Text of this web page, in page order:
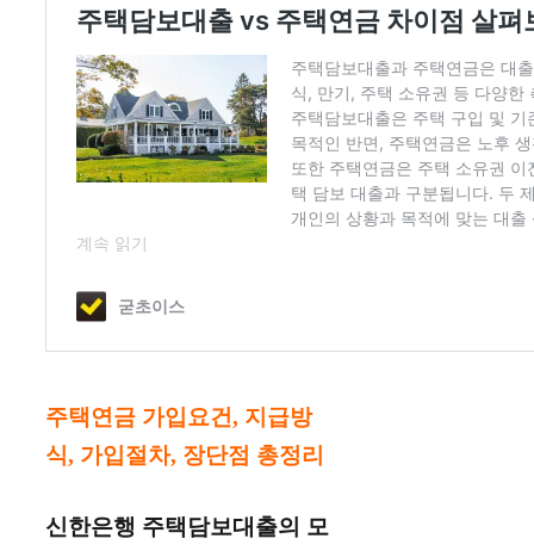
주택연금 가입요건, 지급방
식, 가입절차, 장단점 총정리
신한은행 주택담보대출의 모